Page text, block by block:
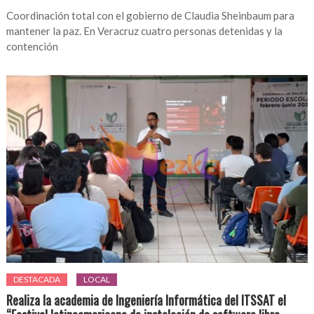
Coordinación total con el gobierno de Claudia Sheinbaum para
mantener la paz. En Veracruz cuatro personas detenidas y la
contención
DESTACADA LOCAL
Realiza la academia de Ingeniería Informática del ITSSAT el